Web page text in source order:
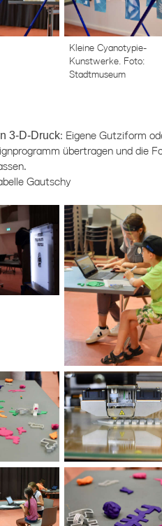
Kleine Cyanotypie-
Kunstwerke. Foto:
Stadtmuseum
3-D-Druck: Eigene Gutziform
übertragen und die
Gautschy